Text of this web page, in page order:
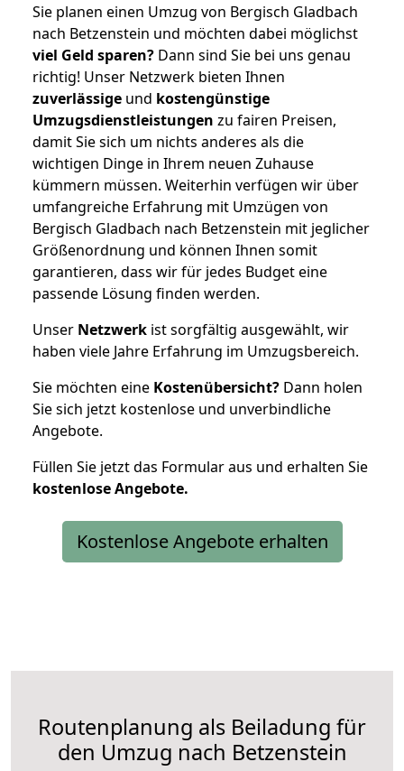
Sie planen einen Umzug von Bergisch Gladbach
nach Betzenstein und möchten dabei möglichst
viel Geld sparen? Dann sind Sie bei uns genau
richtig! Unser Netzwerk bieten Ihnen
zuverlässige und kostengünstige
Umzugsdienstleistungen zu fairen Preisen,
damit Sie sich um nichts anderes als die
wichtigen Dinge in Ihrem neuen Zuhause
kümmern müssen. Weiterhin verfügen wir über
umfangreiche Erfahrung mit Umzügen von
Bergisch Gladbach nach Betzenstein mit jeglicher
Größenordnung und können Ihnen somit
garantieren, dass wir für jedes Budget eine
passende Lösung finden werden.
Unser Netzwerk ist sorgfältig ausgewählt, wir
haben viele Jahre Erfahrung im Umzugsbereich.
Sie möchten eine Kostenübersicht? Dann holen
Sie sich jetzt kostenlose und unverbindliche
Angebote.
Füllen Sie jetzt das Formular aus und erhalten Sie
kostenloseAngebote.
Kostenlose Angebote erhalten
Routenplanung als Beiladung für
den Umzug nach Betzenstein